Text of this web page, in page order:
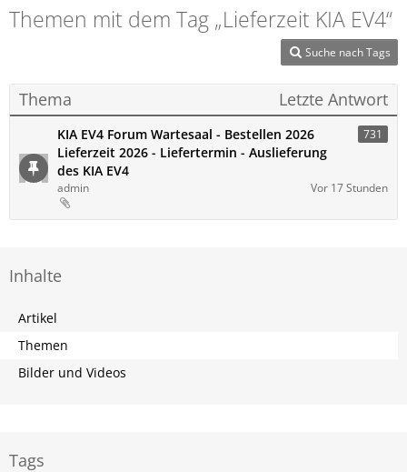
Themen mit dem Tag „Lieferzeit KIA EV4“
Suche nach Tags
Thema Letzte Antwort
KIA EV4 Forum Wartesaal - Bestellen 2026
Lieferzeit 2026 - Liefertermin - Auslieferung
des KIA EV4
731
admin Vor 17 Stunden
Inhalte
Artikel
Themen
Bilder und Videos
Tags